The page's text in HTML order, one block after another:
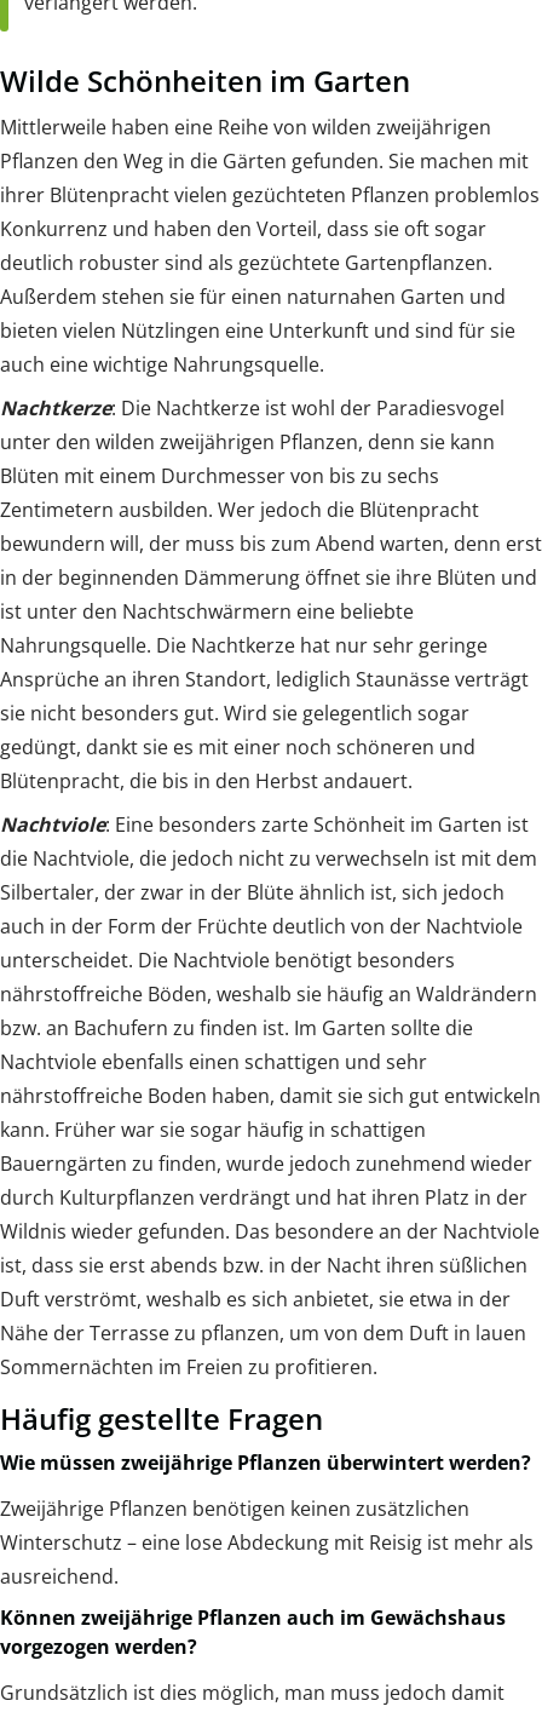
Wilde Schönheiten im Garten
Mittlerweile haben eine Reihe von wilden zweijährigen
Pflanzen den Weg in die Gärten gefunden. Sie machen mit
ihrer Blütenpracht vielen gezüchteten Pflanzen problemlos
Konkurrenz und haben den Vorteil, dass sie oft sogar
deutlich robuster sind als gezüchtete Gartenpflanzen.
Außerdem stehen sie für einen naturnahen Garten und
bieten vielen Nützlingen eine Unterkunft und sind für sie
auch eine wichtige Nahrungsquelle.
Nachtkerze: Die Nachtkerze ist wohl der Paradiesvogel
unter den wilden zweijährigen Pflanzen, denn sie kann
Blüten mit einem Durchmesser von bis zu sechs
Zentimetern ausbilden. Wer jedoch die Blütenpracht
bewundern will, der muss bis zum Abend warten, denn erst
in der beginnenden Dämmerung öffnet sie ihre Blüten und
ist unter den Nachtschwärmern eine beliebte
Nahrungsquelle. Die Nachtkerze hat nur sehr geringe
Ansprüche an ihren Standort, lediglich Staunässe verträgt
sie nicht besonders gut. Wird sie gelegentlich sogar
gedüngt, dankt sie es mit einer noch schöneren und
Blütenpracht, die bis in den Herbst andauert.
Nachtviole: Eine besonders zarte Schönheit im Garten ist
die Nachtviole, die jedoch nicht zu verwechseln ist mit dem
Silbertaler, der zwar in der Blüte ähnlich ist, sich jedoch
auch in der Form der Früchte deutlich von der Nachtviole
unterscheidet. Die Nachtviole benötigt besonders
nährstoffreiche Böden, weshalb sie häufig an Waldrändern
bzw. an Bachufern zu finden ist. Im Garten sollte die
Nachtviole ebenfalls einen schattigen und sehr
nährstoffreiche Boden haben, damit sie sich gut entwickeln
kann. Früher war sie sogar häufig in schattigen
Bauerngärten zu finden, wurde jedoch zunehmend wieder
durch Kulturpflanzen verdrängt und hat ihren Platz in der
Wildnis wieder gefunden. Das besondere an der Nachtviole
ist, dass sie erst abends bzw. in der Nacht ihren süßlichen
Duft verströmt, weshalb es sich anbietet, sie etwa in der
Nähe der Terrasse zu pflanzen, um von dem Duft in lauen
Sommernächten im Freien zu profitieren.
Häufig gestellte Fragen
Wie müssen zweijährige Pflanzen überwintert werden?
Zweijährige Pflanzen benötigen keinen zusätzlichen
Winterschutz – eine lose Abdeckung mit Reisig ist mehr als
ausreichend.
Können zweijährige Pflanzen auch im Gewächshaus
vorgezogen werden?
Grundsätzlich ist dies möglich, man muss jedoch damit